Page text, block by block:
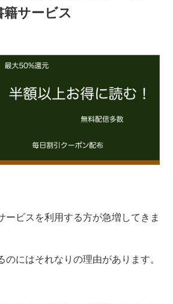
サービス
ービスを利用する方が急増してきま
のにはそれなりの理由があります。